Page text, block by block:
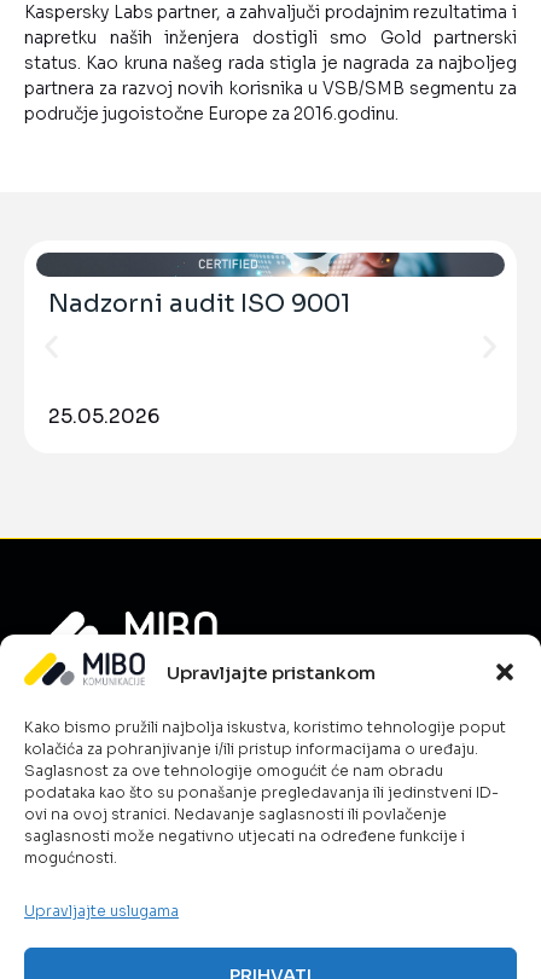
Upravljajte pristankom
Kako bismo pružili najbolja iskustva, koristimo tehnologije poput
kolačića za pohranjivanje i/ili pristup informacijama o uređaju.
Saglasnost za ove tehnologije omogućit će nam obradu
podataka kao što su ponašanje pregledavanja ili jedinstveni ID-
ovi na ovoj stranici. Nedavanje saglasnosti ili povlačenje
saglasnosti može negativno utjecati na određene funkcije i
mogućnosti.
Upravljajte uslugama
PRIHVATI
Kaspersky Labs partner, a zahvaljuči prodajnim rezultatima i
napretku naših inženjera dostigli smo Gold partnerski
status. Kao kruna našeg rada stigla je nagrada za najboljeg
partnera za razvoj novih korisnika u VSB/SMB segmentu za
područje jugoistočne Europe za 2016.godinu.
Nadzorni audit ISO 9001
25.05.2026
O nama
Novosti
Karijera
Uslovi poslovanja
Kontakt
Šta radimo?
ICT & Cloud